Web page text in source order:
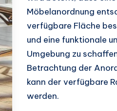
Möbelanordnung
verfügbare Fläche
und eine funktionale
Umgebung zu
Betrachtung der
kann der verfügbare
werden.